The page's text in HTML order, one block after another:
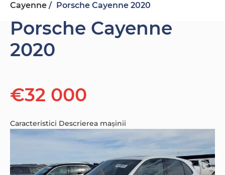
Cayenne
Porsche Cayenne 2020
Porsche Cayenne
2020
€32 000
Caracteristici Descrierea mașinii